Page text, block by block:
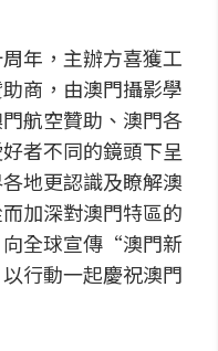
年，主辦方喜獲工
商，由澳門攝影學
航空贊助、澳門各
者不同的鏡頭下呈
地更認識及瞭解澳
加深對澳門特區的
全球宣傳“澳門新
行動一起慶祝澳門